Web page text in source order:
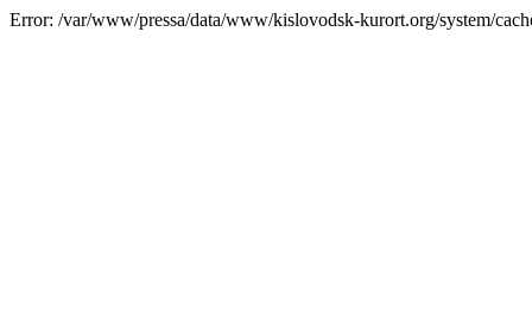
Error: /var/www/pressa/data/www/kislovodsk-kurort.org/system/